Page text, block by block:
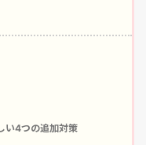
い4つの追加対策